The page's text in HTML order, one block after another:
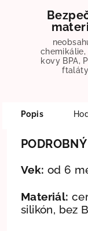
chemikálie,
kovy BPA,
ftaláty
Popis
Vek: od 6
Materiál:
silikón, bez